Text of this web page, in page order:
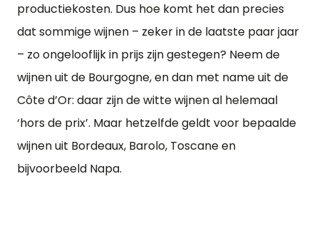
productiekosten. Dus hoe komt het dan precies
dat sommige wijnen – zeker in de laatste paar jaar
– zo ongelooflijk in prijs zijn gestegen? Neem de
wijnen uit de Bourgogne, en dan met name uit de
Côte d’Or: daar zijn de witte wijnen al helemaal
‘hors de prix’. Maar hetzelfde geldt voor bepaalde
wijnen uit Bordeaux, Barolo, Toscane en
bijvoorbeeld Napa.